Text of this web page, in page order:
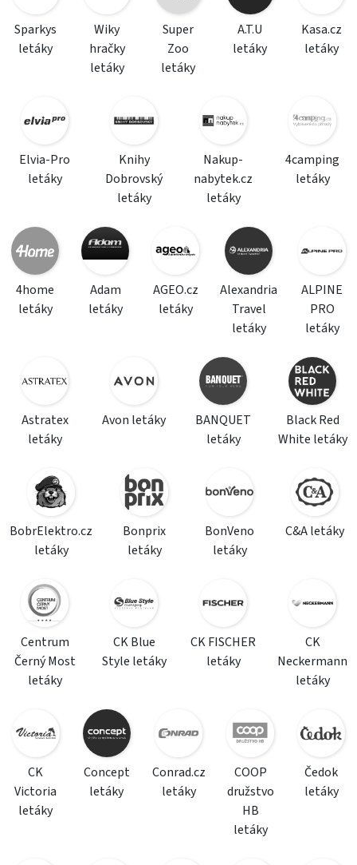
Sparkys
letáky
Wiky
hračky
letáky
Super
Zoo
letáky
A.T.U
letáky
Kasa.cz
letáky
Elvia-Pro
letáky
Knihy
Dobrovský
letáky
Nakup-
nabytek.cz
letáky
4camping
letáky
4home
letáky
Adam
letáky
AGEO.cz
letáky
Alexandria
Travel
letáky
ALPINE
PRO
letáky
Astratex
letáky
Avon letáky
BANQUET
letáky
Black Red
White letáky
BobrElektro.cz
letáky
Bonprix
letáky
BonVeno
letáky
C&A letáky
Centrum
Černý Most
letáky
CK Blue
Style letáky
CK FISCHER
letáky
CK
Neckermann
letáky
CK
Victoria
letáky
Concept
letáky
Conrad.cz
letáky
COOP
družstvo
HB
letáky
Čedok
letáky